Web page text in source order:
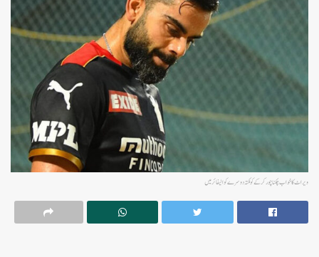
ویراٹ کا خواب چکناچور کرکے کولکتہ دوسرے کوالیفائر میں